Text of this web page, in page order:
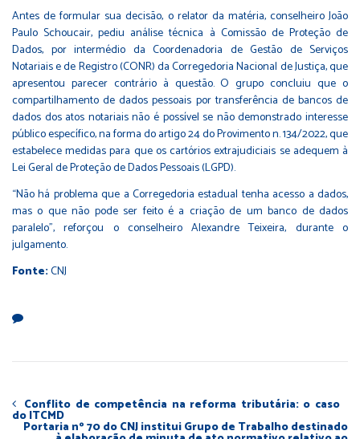
Antes de formular sua decisão, o relator da matéria, conselheiro João
Paulo Schoucair, pediu análise técnica à Comissão de Proteção de
Dados, por intermédio da Coordenadoria de Gestão de Serviços
Notariais e de Registro (CONR) da Corregedoria Nacional de Justiça, que
apresentou parecer contrário à questão. O grupo concluiu que o
compartilhamento de dados pessoais por transferência de bancos de
dados dos atos notariais não é possível se não demonstrado interesse
público específico, na forma do artigo 24 doProvimento n. 134/2022, que
estabelece medidas para que os cartórios extrajudiciais se adequem à
Lei Geral de Proteção de Dados Pessoais (LGPD).
“Não há problema que a Corregedoria estadual tenha acesso a dados,
mas o que não pode ser feito é a criação de um banco de dados
paralelo”, reforçou o conselheiro Alexandre Teixeira, durante o
julgamento.
Fonte:CNJ
Conflito de competência na reforma tributária: o caso
do ITCMD
Portaria nº 70 do CNJ institui Grupo de Trabalho destinado